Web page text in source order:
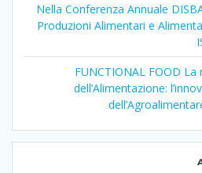
Nella Conferenza Annuale
Produzioni Alimentari e
FUNCTIONAL FOOD
dell’Alimentazione: